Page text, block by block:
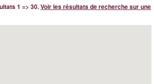
1 => 30.Voir les résultats de recherche sur une